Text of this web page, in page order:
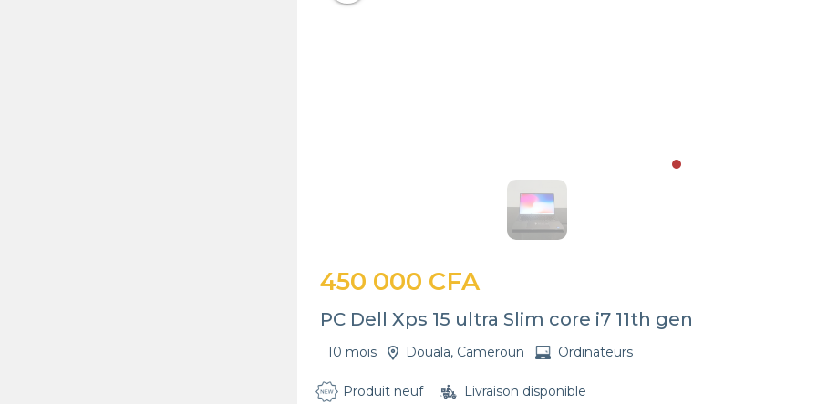
450 000 CFA
PC Dell Xps 15 ultra Slim core i7 11th gen
10 mois Douala, Cameroun Ordinateurs
Produit neuf Livraison disponible